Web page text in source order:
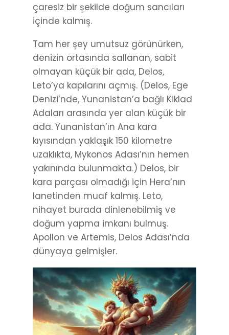
çaresiz bir şekilde doğum sancıları
içinde kalmış.
Tam her şey umutsuz görünürken,
denizin ortasında sallanan, sabit
olmayan küçük bir ada, Delos,
Leto’ya kapılarını açmış. (Delos, Ege
Denizi’nde, Yunanistan’a bağlı Kiklad
Adaları arasında yer alan küçük bir
ada. Yunanistan’ın Ana kara
kıyısından yaklaşık 150 kilometre
uzaklıkta, Mykonos Adası’nın hemen
yakınında bulunmakta.) Delos, bir
kara parçası olmadığı için Hera’nın
lanetinden muaf kalmış. Leto,
nihayet burada dinlenebilmiş ve
doğum yapma imkanı bulmuş.
Apollon ve Artemis, Delos Adası’nda
dünyaya gelmişler.